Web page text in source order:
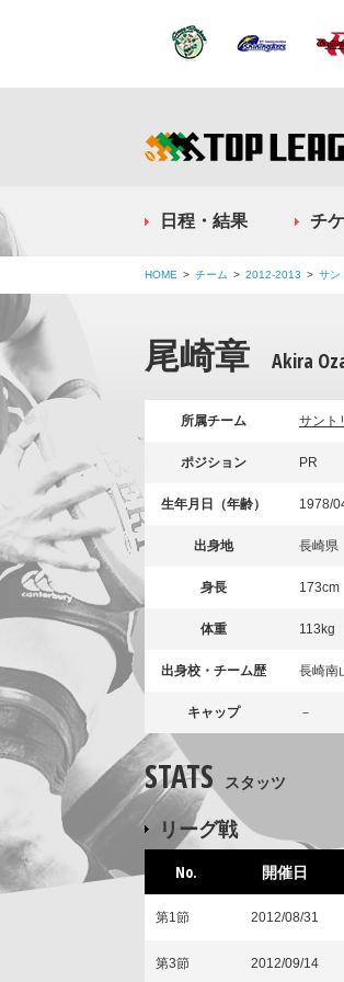
日程・結果 チ
HOME チーム 2012-2013 サン
尾崎章 Akira
所属チーム サント
ポジション PR
生年月日（年齢） 1978/
出身地 長崎県
身長 173cm
体重 113kg
出身校・チーム歴 長崎南
キャップ －
STATS スタッツ
リーグ戦
No. 開催日
第1節 2012/08/31
第3節 2012/09/14